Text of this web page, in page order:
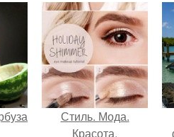
Стиль. Мода.
Красота.